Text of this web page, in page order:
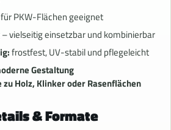
PKW-Flächen geeignet
– vielseitig einsetzbar und kombinierbar
frostfest, UV-stabil und pflegeleicht
Gestaltung
Holz, Klinker oder Rasenflächen
& Formate